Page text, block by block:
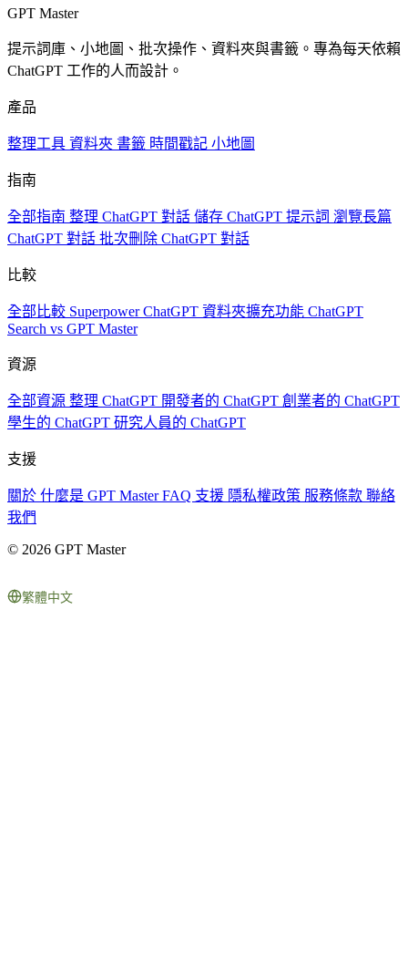
GPT Master
提示詞庫、小地圖、批次操作、資料夾與書籤。專為每天依賴
ChatGPT 工作的人而設計。
產品
整理工具 資料夾 書籤 時間戳記 小地圖
指南
全部指南 整理 ChatGPT 對話 儲存 ChatGPT 提示詞 瀏覽長篇
ChatGPT 對話 批次刪除 ChatGPT 對話
比較
全部比較 Superpower ChatGPT 資料夾擴充功能 ChatGPT
Search vs GPT Master
資源
全部資源 整理 ChatGPT 開發者的 ChatGPT 創業者的 ChatGPT
學生的 ChatGPT 研究人員的 ChatGPT
支援
關於 什麼是 GPT MasterFAQ 支援 隱私權政策 服務條款 聯絡
我們
© 2026 GPT Master
繁體中文